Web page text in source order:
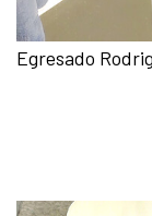
Egresado